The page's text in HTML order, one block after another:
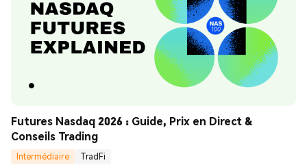
Futures Nasdaq 2026 : Guide, Prix en Direct &
Conseils Trading
Intermédiaire
TradFi